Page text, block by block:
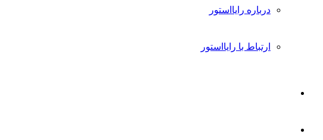
درباره رایااستور
ارتباط با رایااستور